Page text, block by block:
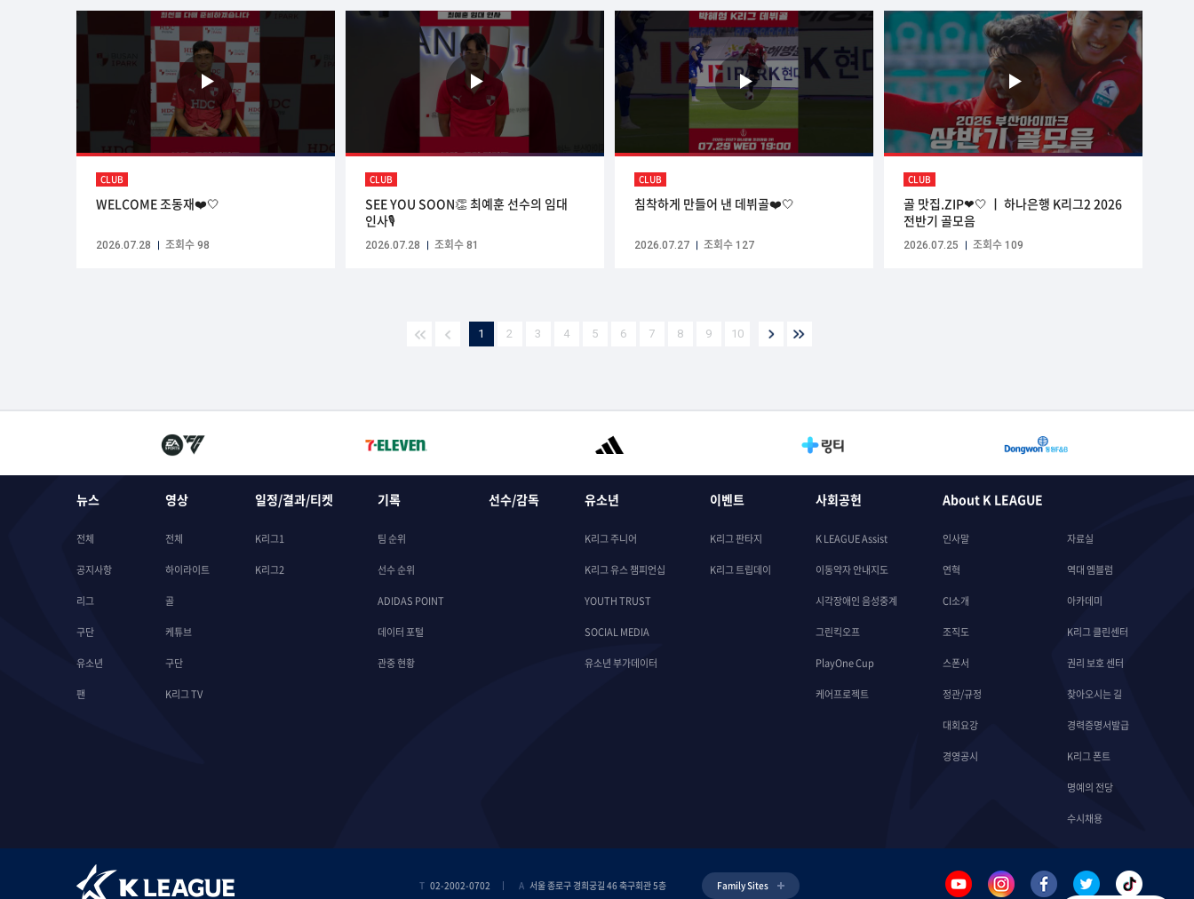
CLUB
WELCOME 조동재❤️🤍
2026.07.28 조회수 98
CLUB
SEE YOU SOON👏 최예훈 선수의 임대
인사🎙️
2026.07.28 조회수 81
CLUB
침착하게 만들어 낸 데뷔골❤️🤍
2026.07.27 조회수 127
CLUB
골 맛집.ZIP❤🤍 ㅣ 하나은행 K리그2 2026
전반기 골모음
2026.07.25 조회수 109
1 2 3 4 5 6 7 8 9 10
뉴스
전체
공지사항
리그
구단
유소년
팬
영상
전체
하이라이트
골
케튜브
구단
K리그 TV
일정/결과/티켓
K리그1
K리그2
기록
팀 순위
선수 순위
ADIDAS POINT
데이터 포털
관중 현황
선수/감독 유소년
K리그 주니어
K리그 유스 챔피언십
YOUTH TRUST
SOCIAL MEDIA
유소년 부가데이터
이벤트
K리그 판타지
K리그 트립데이
사회공헌
K LEAGUE Assist
이동약자 안내지도
시각장애인 음성중계
그린킥오프
PlayOne Cup
케어프로젝트
About K LEAGUE
인사말
연혁
CI소개
조직도
스폰서
정관/규정
대회요강
경영공시
자료실
역대 엠블럼
아카데미
K리그 클린센터
권리 보호 센터
찾아오시는 길
경력증명서발급
K리그 폰트
명예의 전당
수시채용
T 02-2002-0702 A 서울 종로구 경희궁길 46 축구회관 5층 Family Sites